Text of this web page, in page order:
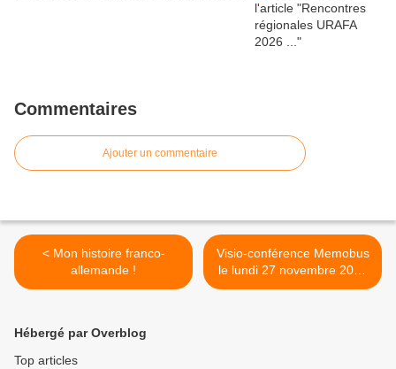
Commentaires
Ajouter un commentaire
< Mon histoire franco-
allemande !
Visio-conférence Memobus
le lundi 27 novembre 2023
à 19.00 >
Hébergé par Overblog
Top articles